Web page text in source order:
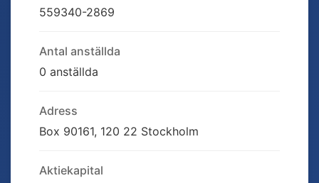
559340-2869
Antal anställda
0 anställda
Adress
Box 90161, 120 22 Stockholm
Aktiekapital